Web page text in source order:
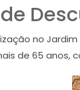
no
de 65 anos,